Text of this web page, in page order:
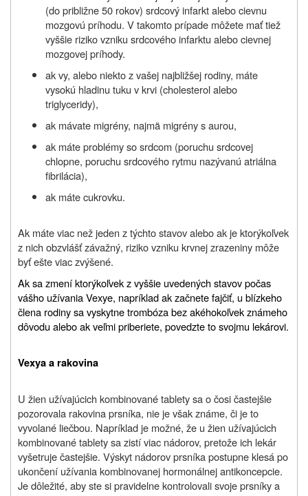
(do približne 50 rokov) srdcový infarkt alebo cievnu
mozgovú príhodu. V takomto prípade môžete mať tiež
vyššie riziko vzniku srdcového infarktu alebo cievnej
mozgovej príhody.
ak vy, alebo niekto z vašej najbližšej rodiny, máte
vysokú hladinu tuku v krvi (cholesterol alebo
triglyceridy),
ak mávate migrény, najmä migrény s aurou,
ak máte problémy so srdcom (poruchu srdcovej
chlopne, poruchu srdcového rytmu nazývanú atriálna
fibrilácia),
ak máte cukrovku.
Ak máte viac než jeden z týchto stavov alebo ak je ktorýkoľvek
z nich obzvlášť závažný, riziko vzniku krvnej zrazeniny môže
byť ešte viac zvýšené.
Ak sa zmení ktorýkoľvek z vyššie uvedených stavov počas
vášho užívania Vexye, napríklad ak začnete fajčiť, u blízkeho
člena rodiny sa vyskytne trombóza bez akéhokoľvek známeho
dôvodu alebo ak veľmi priberiete, povedzte to svojmu lekárovi.
Vexya a rakovina
U žien užívajúcich kombinované tablety sa o čosi častejšie
pozorovala rakovina prsníka, nie je však známe, či je to
vyvolané liečbou. Napríklad je možné, že u žien užívajúcich
kombinované tablety sa zistí viac nádorov, pretože ich lekár
vyšetruje častejšie. Výskyt nádorov prsníka postupne klesá po
ukončení užívania kombinovanej hormonálnej antikoncepcie.
Je dôležité, aby ste si pravidelne kontrolovali svoje prsníky a